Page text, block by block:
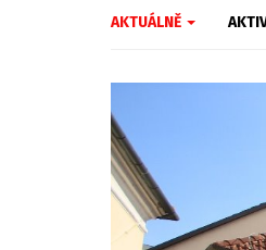
AKTUÁLNĚ